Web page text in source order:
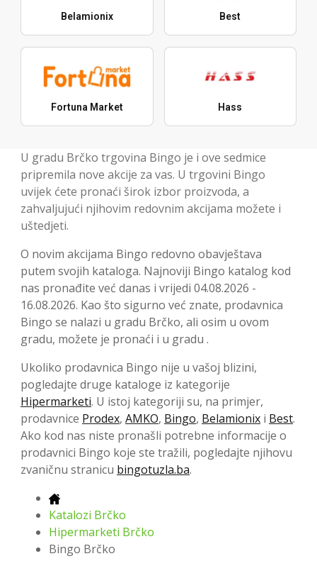
Belamionix Best
Fortuna Market Hass
U gradu Brčko trgovina Bingo je i ove sedmice
pripremila nove akcije za vas. U trgovini Bingo
uvijek ćete pronaći širok izbor proizvoda, a
zahvaljujući njihovim redovnim akcijama možete i
uštedjeti.
O novim akcijama Bingo redovno obavještava
putem svojih kataloga. Najnoviji Bingo katalog kod
nas pronađite već danas i vrijedi 04.08.2026 -
16.08.2026. Kao što sigurno već znate, prodavnica
Bingo se nalazi u gradu Brčko, ali osim u ovom
gradu, možete je pronaći i u gradu .
Ukoliko prodavnica Bingo nije u vašoj blizini,
pogledajte druge kataloge iz kategorije
Hipermarketi. U istoj kategoriji su, na primjer,
prodavnice Prodex, AMKO, Bingo, Belamionix i Best.
Ako kod nas niste pronašli potrebne informacije o
prodavnici Bingo koje ste tražili, pogledajte njihovu
zvaničnu stranicu bingotuzla.ba.
Katalozi Brčko
Hipermarketi Brčko
Bingo Brčko